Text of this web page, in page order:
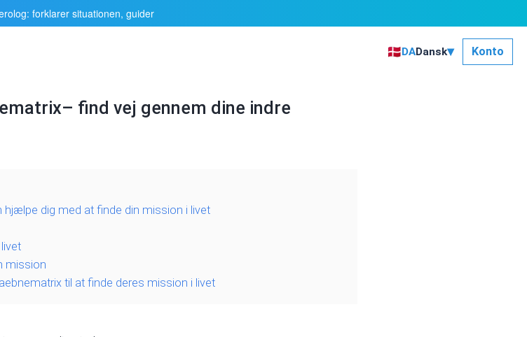
🇩🇰DADansk▾ Konto
find vej gennem dine indre
hjælpe dig med at finde din mission i livet
mission
til at finde deres mission i livet
forklarer situationen, guider